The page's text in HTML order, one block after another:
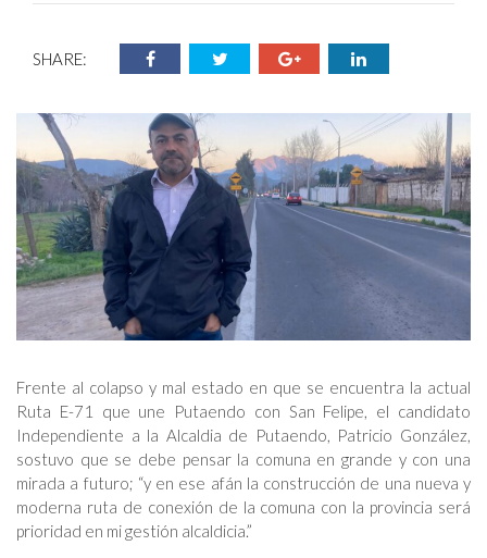
SHARE:
Frente al colapso y mal estado en que se encuentra la actual
Ruta E-71 que une Putaendo con San Felipe, el candidato
Independiente a la Alcaldia de Putaendo, Patricio González,
sostuvo que se debe pensar la comuna en grande y con una
mirada a futuro; “y en ese afán la construcción de una nueva y
moderna ruta de conexión de la comuna con la provincia será
prioridad en mi gestión alcaldicia.”